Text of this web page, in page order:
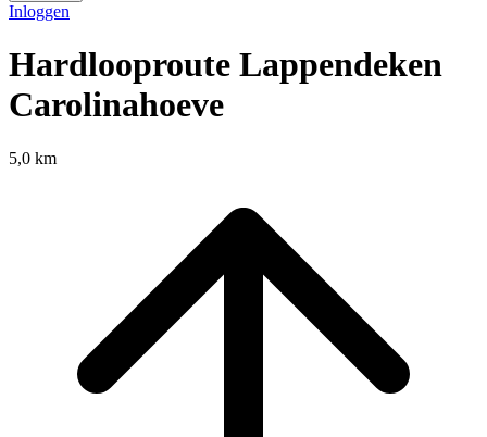
Inloggen
Hardlooproute Lappendeken
Carolinahoeve
5,0 km